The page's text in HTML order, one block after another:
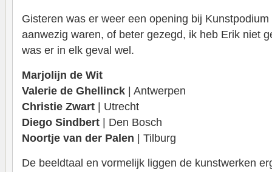
Gisteren was er weer een opening bij
aanwezig waren, of beter gezegd, ik heb Erik niet
was er in elk geval wel.
Marjolijn de Wit
Valerie de Ghellinck | Antwerpen
Christie Zwart | Utrecht
Diego Sindbert | Den Bosch
Noortje van der Palen | Tilburg
De beeldtaal en vormelijk liggen de kunstwerken